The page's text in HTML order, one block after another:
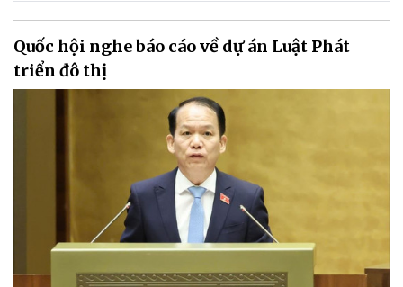
Quốc hội nghe báo cáo về dự án Luật Phát
triển đô thị